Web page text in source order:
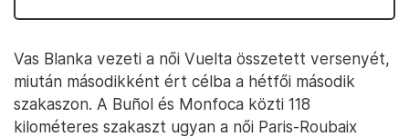
Vas Blanka vezeti a női Vuelta összetett versenyét,
miután másodikként ért célba a hétfői második
szakaszon. A Buñol és Monfoca közti 118
kilométeres szakaszt ugyan a női Paris-Roubaix